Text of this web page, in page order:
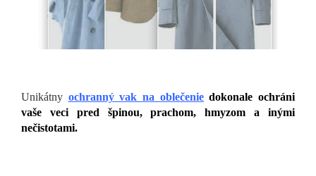
Unikátny ochranný vak na oblečenie dokonale ochráni
vaše veci pred špinou, prachom, hmyzom a inými
nečistotami.